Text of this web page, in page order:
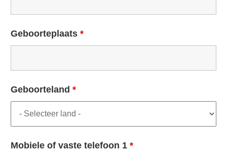
Geboorteplaats *
Geboorteland *
Mobiele of vaste telefoon 1 *